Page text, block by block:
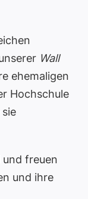
Wall
ehemaligen
Hochschule
und freuen
und ihre